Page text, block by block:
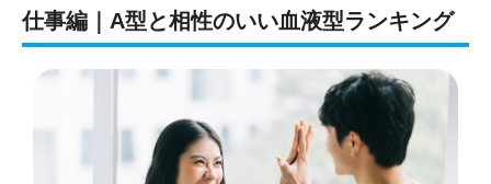
仕事編｜A型と相性のいい血液型ランキング